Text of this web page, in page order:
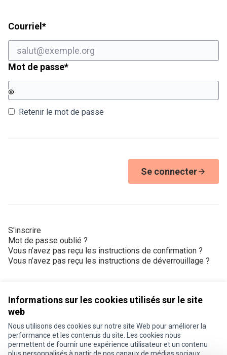
Informations sur les cookies utilisés sur le site
web
Nous utilisons des cookies sur notre site Web pour améliorer la
performance et les contenus du site. Les cookies nous
permettent de fournir une expérience utilisateur et un contenu
Courriel *Champ obligatoire
Mot de passe*Champ obligatoire
Retenir le mot de passe
Se connecter
S'inscrire
Mot de passe oublié ?
Vous n’avez pas reçu les instructions de confirmation ?
Vous n’avez pas reçu les instructions de déverrouillage ?
Conditions d'utilisation
Paramètres des cookies
Je participe ! sur X
Je participe ! sur Facebook
Je participe ! sur Instagram